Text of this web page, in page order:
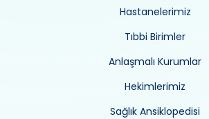
Hastanelerimiz
Tıbbi Birimler
Anlaşmalı Kurumlar
Hekimlerimiz
Sağlık Ansiklopedisi